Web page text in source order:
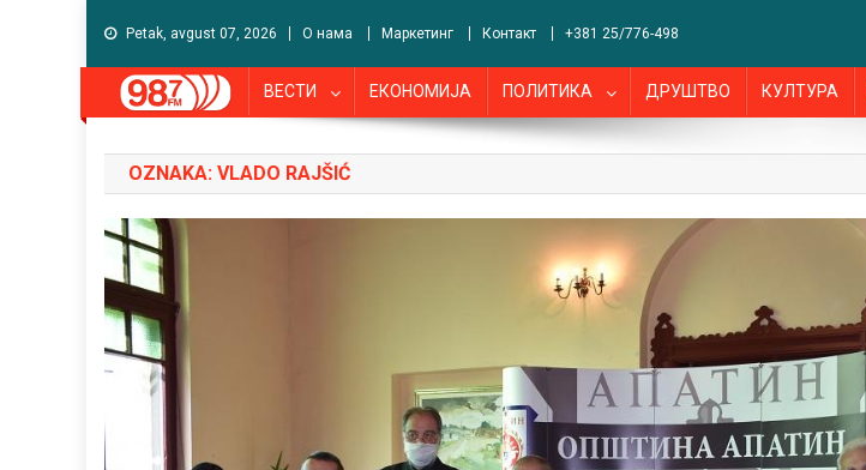
Petak, avgust 07, 2026 О нама Маркетинг Контакт +381 25/776-498
ВЕСТИ ЕКОНОМИЈА ПОЛИТИКА ДРУШТВО КУЛТУРА
OZNAKA: VLADO RAJŠIĆ